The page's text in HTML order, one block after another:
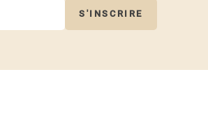
S'INSCRIRE